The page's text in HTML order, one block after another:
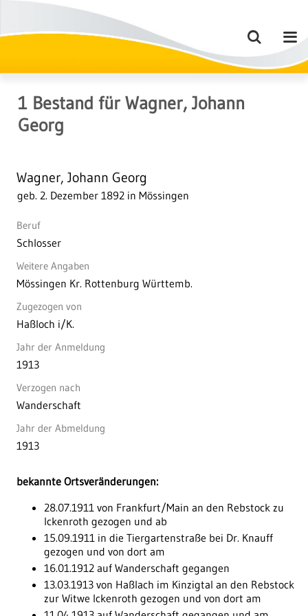
1 Bestand für Wagner, Johann
Georg
bekannte Ortsveränderungen:
28.07.1911 von Frankfurt/Main an den Rebstock zu
Ickenroth gezogen und ab
15.09.1911 in die Tiergartenstraße bei Dr. Knauff
gezogen und von dort am
16.01.1912 auf Wanderschaft gegangen
13.03.1913 von Haßlach im Kinzigtal an den Rebstock
zur Witwe Ickenroth gezogen und von dort am
Wagner, Johann Georg
geb. 2. Dezember 1892 in Mössingen
Beruf
Schlosser
Weitere Angaben
Mössingen Kr. Rottenburg Württemb.
Zugezogen von
Haßloch i/K.
Jahr der Anmeldung
1913
Verzogen nach
Wanderschaft
Jahr der Abmeldung
1913